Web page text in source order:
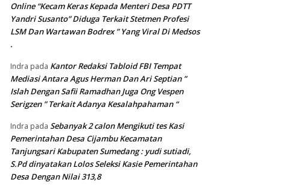
Online “Kecam Keras Kepada Menteri Desa PDTT
Yandri Susanto” Diduga Terkait Stetmen Profesi
LSM Dan Wartawan Bodrex ” Yang Viral Di Medsos
.
Indra pada Kantor Redaksi Tabloid FBI Tempat
Mediasi Antara Agus Herman Dan Ari Septian ”
Islah Dengan Safii Ramadhan Juga Ong Vespen
Serigzen ” Terkait Adanya Kesalahpahaman “
Indra pada Sebanyak 2 calon Mengikuti tes Kasi
Pemerintahan Desa Cijambu Kecamatan
Tanjungsari Kabupaten Sumedang : yudi sutiadi,
S.Pd dinyatakan Lolos Seleksi Kasie Pemerintahan
Desa Dengan Nilai 313,8